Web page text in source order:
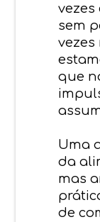
vezes
sem
que
Uma
da
mas
de